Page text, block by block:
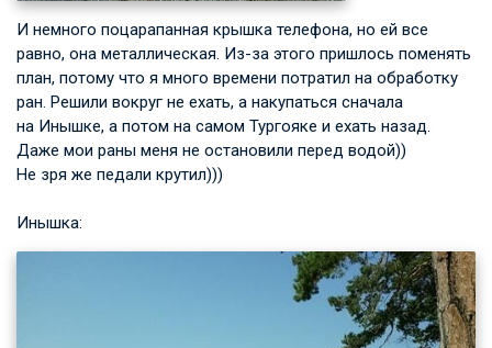
И немного поцарапанная крышка телефона, но ей все
равно, она металлическая. Из-за этого пришлось поменять
план, потому что я много времени потратил на обработку
ран. Решили вокруг не ехать, а накупаться сначала
на Инышке, а потом на самом Тургояке и ехать назад.
Даже мои раны меня не остановили перед водой))
Не зря же педали крутил)))
Инышка: